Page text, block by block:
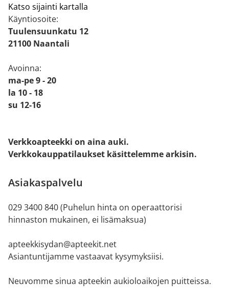
Katso sijainti kartalla
Käyntiosoite:
Tuulensuunkatu 12
21100 Naantali
Avoinna:
ma-pe 9 - 20
la 10 - 18
su 12-16
Verkkoapteekki on aina auki.
Verkkokauppatilaukset käsittelemme arkisin.
Asiakaspalvelu
029 3400 840 (Puhelun hinta on operaattorisi
hinnaston mukainen, ei lisämaksua)
apteekkisydan@apteekit.net
Asiantuntijamme vastaavat kysymyksiisi.
Neuvomme sinua apteekin aukioloaikojen puitteissa.